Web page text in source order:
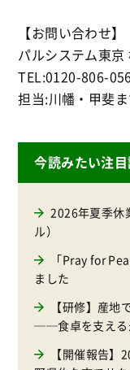
【お問い合わせ】
パルシステム東京
TEL:0120-806-
担当:川幡・甲斐
今読みたい注
2026年夏季休
ル）
「Pray for
ました
【研修】産
──食卓を支える
【開催報告